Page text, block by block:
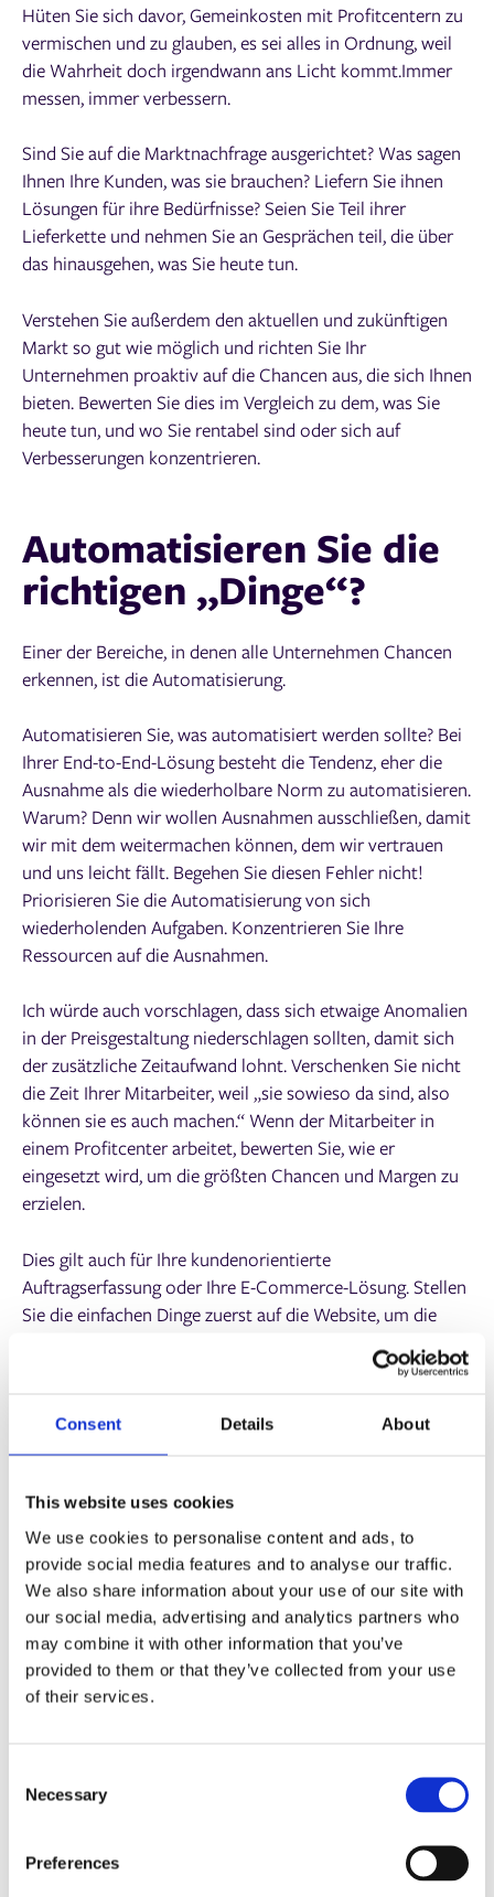
Consent Details About
This website uses cookies
We use cookies to personalise content and ads, to
provide social media features and to analyse our traffic.
We also share information about your use of our site with
our social media, advertising and analytics partners who
may combine it with other information that you’ve
provided to them or that they’ve collected from your use
of their services.
Necessary
Preferences
Hüten Sie sich davor, Gemeinkosten mit Profitcentern zu
vermischen und zu glauben, es sei alles in Ordnung, weil
die Wahrheit doch irgendwann ans Licht kommt.Immer
messen, immer verbessern.
Sind Sie auf die Marktnachfrage ausgerichtet? Was sagen
Ihnen Ihre Kunden, was sie brauchen? Liefern Sie ihnen
Lösungen für ihre Bedürfnisse? Seien Sie Teil ihrer
Lieferkette und nehmen Sie an Gesprächen teil, die über
das hinausgehen, was Sie heute tun.
Verstehen Sie außerdem den aktuellen und zukünftigen
Markt so gut wie möglich und richten Sie Ihr
Unternehmen proaktiv auf die Chancen aus, die sich Ihnen
bieten. Bewerten Sie dies im Vergleich zu dem, was Sie
heute tun, und wo Sie rentabel sind oder sich auf
Verbesserungen konzentrieren.
Automatisieren Sie die
richtigen „Dinge“?
Einer der Bereiche, in denen alle Unternehmen Chancen
erkennen, ist die Automatisierung.
Automatisieren Sie, was automatisiert werden sollte? Bei
Ihrer End-to-End-Lösung besteht die Tendenz, eher die
Ausnahme als die wiederholbare Norm zu automatisieren.
Warum? Denn wir wollen Ausnahmen ausschließen, damit
wir mit dem weitermachen können, dem wir vertrauen
und uns leicht fällt. Begehen Sie diesen Fehler nicht!
Priorisieren Sie die Automatisierung von sich
wiederholenden Aufgaben. Konzentrieren Sie Ihre
Ressourcen auf die Ausnahmen.
Ich würde auch vorschlagen, dass sich etwaige Anomalien
in der Preisgestaltung niederschlagen sollten, damit sich
der zusätzliche Zeitaufwand lohnt. Verschenken Sie nicht
die Zeit Ihrer Mitarbeiter, weil „sie sowieso da sind, also
können sie es auch machen.“ Wenn der Mitarbeiter in
einem Profitcenter arbeitet, bewerten Sie, wie er
eingesetzt wird, um die größten Chancen und Margen zu
erzielen.
Dies gilt auch für Ihre kundenorientierte
Auftragserfassung oder Ihre E-Commerce-Lösung. Stellen
Sie die einfachen Dinge zuerst auf die Website, um die
automatisieren Sie die überflüssige Arbeit, die kein
dafür, dass stationäre, statische Print-on-Demand-
Kataloge und Fulfillment natürliche Kandidaten für
Wie kommen wir von
heute zu morgen?
Da wir nun die Daten haben, sollten wir nicht dabei stehen
bleiben. Auch hier gilt: „Mobilität bringt Verbesserung“.
Seien Sie sich über Ihre Ziele im Klaren und stützen Sie sie
auf die gesammelten Daten. Jetzt kommt der wichtigste
Teil – reden Sie nicht nur darüber, handeln Sie! Machen
Sie Ihre Ziele klar, indem Sie sie als SMART-Ziele